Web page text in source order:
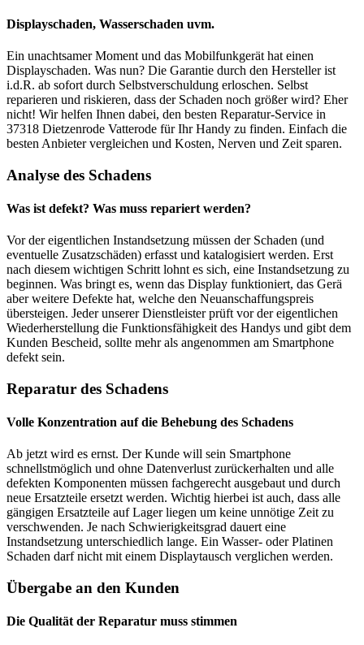
Displayschaden, Wasserschaden uvm.
Ein unachtsamer Moment und das Mobilfunkgerät hat einen
Displayschaden. Was nun? Die Garantie durch den Hersteller ist
i.d.R. ab sofort durch Selbstverschuldung erloschen. Selbst
reparieren und riskieren, dass der Schaden noch größer wird? Eher
nicht! Wir helfen Ihnen dabei, den besten Reparatur-Service in
37318 Dietzenrode Vatterode für Ihr Handy zu finden. Einfach die
besten Anbieter vergleichen und Kosten, Nerven und Zeit sparen.
Analyse des Schadens
Was ist defekt? Was muss repariert werden?
Vor der eigentlichen Instandsetzung müssen der Schaden (und
eventuelle Zusatzschäden) erfasst und katalogisiert werden. Erst
nach diesem wichtigen Schritt lohnt es sich, eine Instandsetzung zu
beginnen. Was bringt es, wenn das Display funktioniert, das Gerä
aber weitere Defekte hat, welche den Neuanschaffungspreis
übersteigen. Jeder unserer Dienstleister prüft vor der eigentlichen
Wiederherstellung die Funktionsfähigkeit des Handys und gibt dem
Kunden Bescheid, sollte mehr als angenommen am Smartphone
defekt sein.
Reparatur des Schadens
Volle Konzentration auf die Behebung des Schadens
Ab jetzt wird es ernst. Der Kunde will sein Smartphone
schnellstmöglich und ohne Datenverlust zurückerhalten und alle
defekten Komponenten müssen fachgerecht ausgebaut und durch
neue Ersatzteile ersetzt werden. Wichtig hierbei ist auch, dass alle
gängigen Ersatzteile auf Lager liegen um keine unnötige Zeit zu
verschwenden. Je nach Schwierigkeitsgrad dauert eine
Instandsetzung unterschiedlich lange. Ein Wasser- oder Platinen
Schaden darf nicht mit einem Displaytausch verglichen werden.
Übergabe an den Kunden
Die Qualität der Reparatur muss stimmen